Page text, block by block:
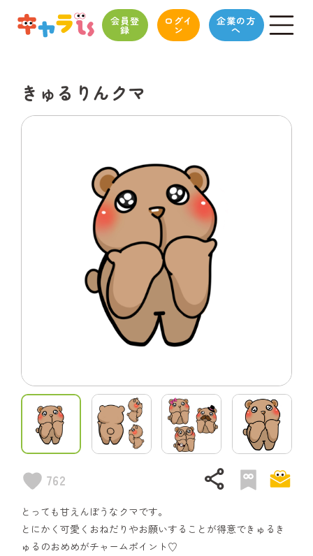
会員登
録
ログイ
ン
企業の方
へ
きゅるりんクマ
762 share
とっても甘えんぼうなクマです。
とにかく可愛くおねだりやお願いすることが得意できゅるき
ゅるのおめめがチャームポイント♡